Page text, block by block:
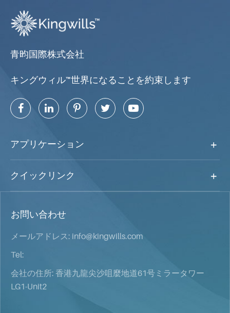
青昀国際株式会社
キングウィル™世界になることを約束します
アプリケーション
クイックリンク
お問い合わせ
メールアドレス: info@kingwills.com
Tel:
会社の住所: 香港九龍尖沙咀麼地道61号ミラータワー
LG1-Unit2